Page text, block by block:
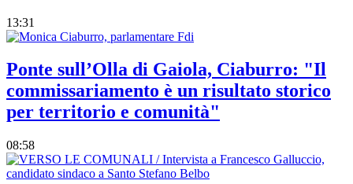
13:31
Ponte sull’Olla di Gaiola, Ciaburro: "Il
commissariamento è un risultato storico
per territorio e comunità"
08:58